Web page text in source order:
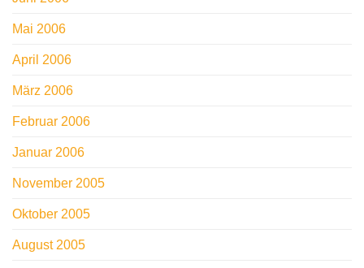
Mai 2006
April 2006
März 2006
Februar 2006
Januar 2006
November 2005
Oktober 2005
August 2005